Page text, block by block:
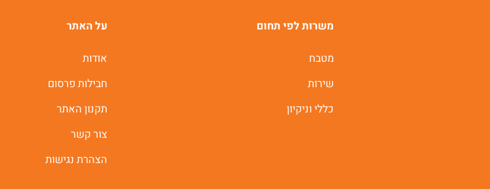
משרות לפי תחום
מטבח
שירות
כללי וניקיון
על האתר
אודות
חבילות פרסום
תקנון האתר
צור קשר
הצהרת נגישות